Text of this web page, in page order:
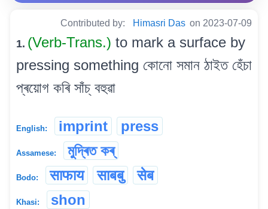
Contributed by: Himasri Das on 2023-07-09
1. (Verb-Trans.) to mark a surface by
pressing something কোনো সমান ঠাইত হেঁচা
প্ৰয়োগ কৰি সাঁচ্ বহুৱা
English: imprint press
Assamese: মুদ্ৰিত কৰ্
Bodo: साफाय साबबु सेब
Khasi: shon